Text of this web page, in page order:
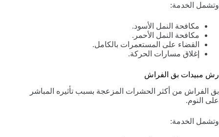
وتشمل الخدمة:
مكافحة النمل الأسود.
مكافحة النمل الأحمر.
القضاء على المستعمرات بالكامل.
إغلاق مسارات الحركة.
رش مبيدات بق الفراش
بق الفراش من أكثر الحشرات المزعجة بسبب تأثيره المباشر
على النوم.
وتشمل الخدمة: